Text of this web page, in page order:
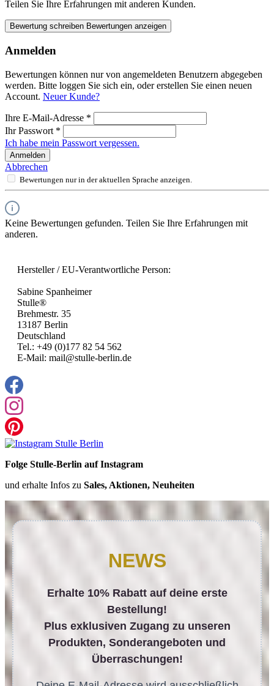
Teilen Sie Ihre Erfahrungen mit anderen Kunden.
Bewertung schreiben Bewertungen anzeigen
Anmelden
Bewertungen können nur von angemeldeten Benutzern abgegeben
werden. Bitte loggen Sie sich ein, oder erstellen Sie einen neuen
Account. Neuer Kunde?
Ihre E-Mail-Adresse *
Ihr Passwort *
Ich habe mein Passwort vergessen.
Anmelden
Abbrechen
Bewertungen nur in der aktuellen Sprache anzeigen.
Keine Bewertungen gefunden. Teilen Sie Ihre Erfahrungen mit
anderen.
Hersteller / EU-Verantwortliche Person:
Sabine Spanheimer
Stulle®
Brehmestr. 35
13187 Berlin
Deutschland
Tel.: +49 (0)177 82 54 562
E-Mail: mail@stulle-berlin.de
Folge Stulle-Berlin auf Instagram
und erhalte Infos zu Sales, Aktionen, Neuheiten
NEWS
Erhalte 10% Rabatt auf deine erste
Bestellung!
Plus exklusiven Zugang zu unseren
Produkten, Sonderangeboten und
Überraschungen!